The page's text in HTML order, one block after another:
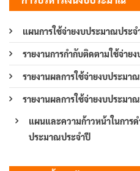
แผนการใช้จ่ายงบประมาณประจ
รายงานการกำกับติดตามใช้จ่าย
รายงานผลการใช้จ่ายงบประมา
รายงานผลการใช้จ่ายงบประมา
แผนและความก้าวหน้าในการ
ประมาณประจำปี